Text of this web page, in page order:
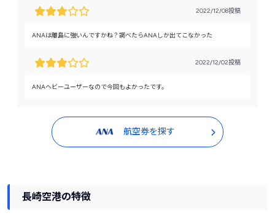
2022/12/08投稿
ANAは離島に強いんですかね？調べたらANAしか出てこなかった
2022/12/02投稿
ANAヘビーユーザーなので今回もよかったです。
航空券を探す
長崎空港の特徴